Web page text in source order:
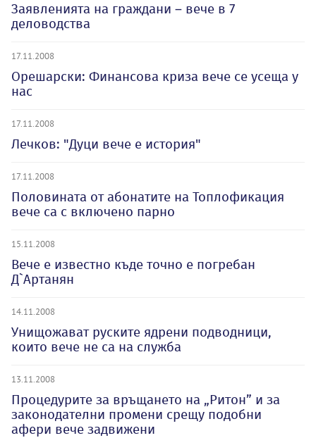
Заявленията на граждани – вече в 7
деловодства
17.11.2008
Орешарски: Финансова криза вече се усеща у
нас
17.11.2008
Лечков: "Дуци вече е история"
17.11.2008
Половината от абонатите на Топлофикация
вече са с включено парно
15.11.2008
Вече е известно къде точно е погребан
Д`Артанян
14.11.2008
Унищожават руските ядрени подводници,
които вече не са на служба
13.11.2008
Процедурите за връщането на „Ритон” и за
законодателни промени срещу подобни
афери вече задвижени